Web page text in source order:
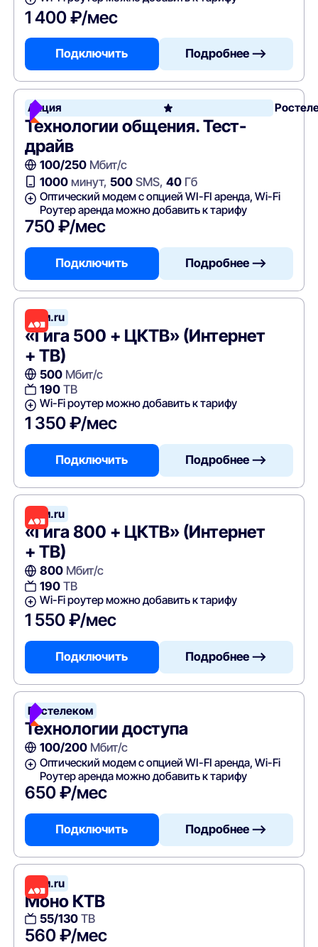
1 400 ₽/мес
Подключить Подробнее —>
Акция
Технологии общения. Тест-
драйв
100/250Мбит/с
1000минут, 500SMS, 40Гб
Оптический модем с опцией WI-FI аренда, Wi-Fi
Роутер аренда можно добавить к тарифу
750 ₽/мес
Подключить Подробнее —>
Дом.ru
«Гига 500 + ЦКТВ» (Интернет
+ ТВ)
500Мбит/с
190ТВ
Wi-Fi роутер можно добавить к тарифу
1 350 ₽/мес
Подключить Подробнее —>
Дом.ru
«Гига 800 + ЦКТВ» (Интернет
+ ТВ)
800Мбит/с
190ТВ
Wi-Fi роутер можно добавить к тарифу
1 550 ₽/мес
Подключить Подробнее —>
Ростелеком
Технологии доступа
100/200Мбит/с
Оптический модем с опцией WI-FI аренда, Wi-Fi
Роутер аренда можно добавить к тарифу
650 ₽/мес
Подключить Подробнее —>
Дом.ru
Моно КТВ
55/130ТВ
560 ₽/мес